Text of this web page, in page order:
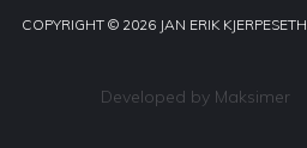
COPYRIGHT © 2026 JAN ERIK KJERPESETH
Developed by Maksimer